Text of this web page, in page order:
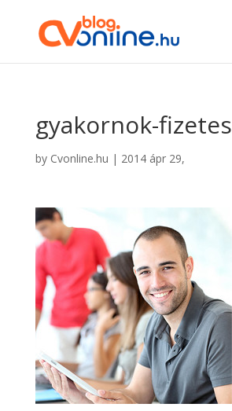
gyakornok-fizetes
by Cvonline.hu | 2014 ápr 29,